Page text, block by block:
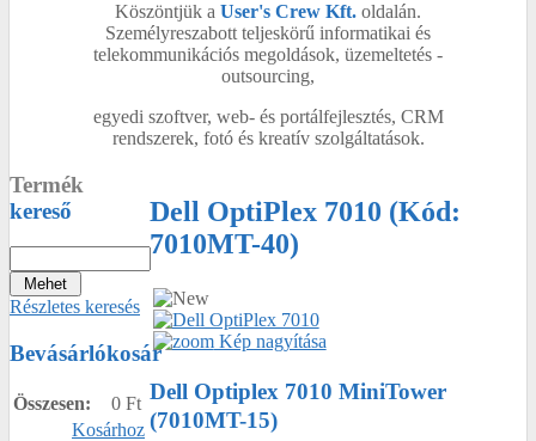
Köszöntjük a User's Crew Kft. oldalán.
Személyreszabott teljeskörű informatikai és
telekommunikációs megoldások, üzemeltetés -
outsourcing,
egyedi szoftver, web- és portálfejlesztés, CRM
rendszerek, fotó és kreatív szolgáltatások.
Dell OptiPlex 7010 (Kód:
7010MT-40)
Kép nagyítása
Dell Optiplex 7010 MiniTower
(7010MT-15)
Termék
kereső
Részletes keresés
Bevásárlókosár
Összesen:
0 Ft
Kosárhoz